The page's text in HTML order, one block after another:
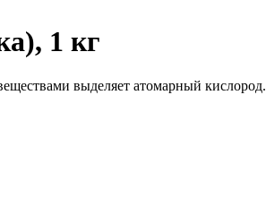
1 кг
выделяет атомарный кислород.